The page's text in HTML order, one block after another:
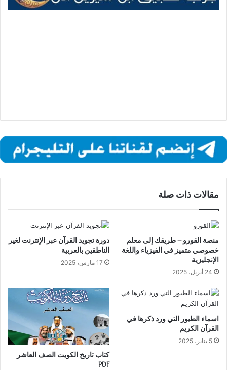
مقالات ذات صلة
منصة القورو – طريقك إلى معلم
خصوصي متميز في الفيزياء واللغة
الإنجليزية
24 أبريل، 2025
دورة تجويد القرآن عبر الإنترنت لغير
الناطقين بالعربية
17 مارس، 2025
اسماء الطيور التي ورد ذكرها في
القرآن الكريم
5 يناير، 2025
كتاب تاريخ الكويت الصف العاشر
PDF